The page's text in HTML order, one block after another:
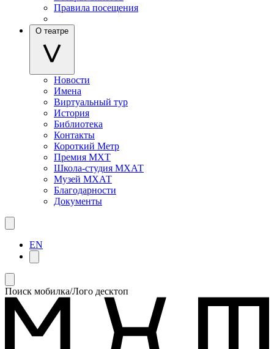
Правила посещения
О театре
Новости
Имена
Виртуальный тур
История
Библиотека
Контакты
Короткий Метр
Премия МХТ
Школа-студия МХАТ
Музей МХАТ
Благодарности
Документы
EN
Поиск мобилка/Лого десктоп